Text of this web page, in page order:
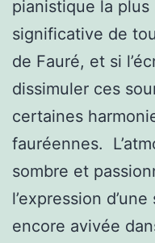
pianistique la
significative de
de Fauré, et si
dissimuler ces
certaines
fauréennes.
sombre et
l’expression
encore avivée